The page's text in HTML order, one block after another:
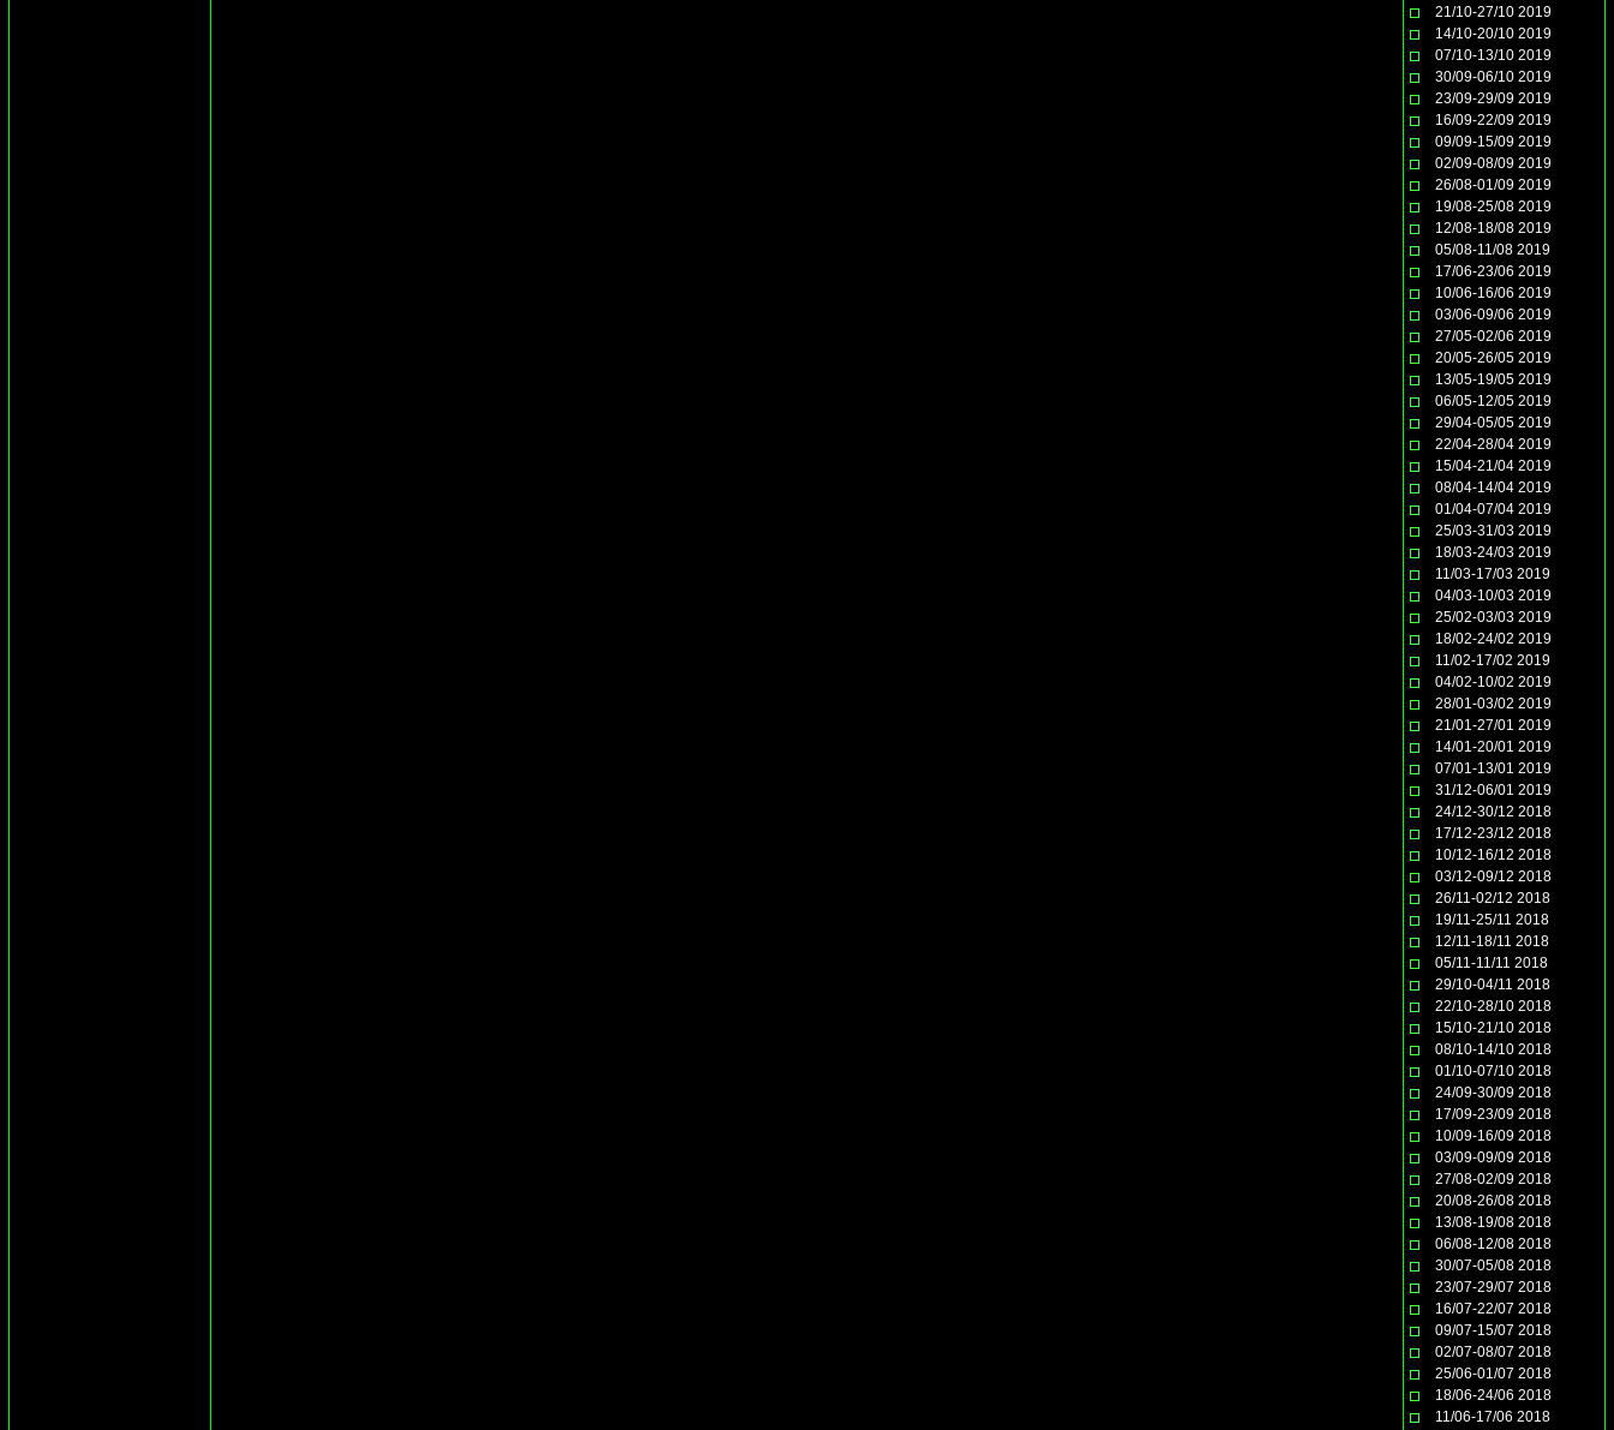
21/10-27/10 2019
14/10-20/10 2019
07/10-13/10 2019
30/09-06/10 2019
23/09-29/09 2019
16/09-22/09 2019
09/09-15/09 2019
02/09-08/09 2019
26/08-01/09 2019
19/08-25/08 2019
12/08-18/08 2019
05/08-11/08 2019
17/06-23/06 2019
10/06-16/06 2019
03/06-09/06 2019
27/05-02/06 2019
20/05-26/05 2019
13/05-19/05 2019
06/05-12/05 2019
29/04-05/05 2019
22/04-28/04 2019
15/04-21/04 2019
08/04-14/04 2019
01/04-07/04 2019
25/03-31/03 2019
18/03-24/03 2019
11/03-17/03 2019
04/03-10/03 2019
25/02-03/03 2019
18/02-24/02 2019
11/02-17/02 2019
04/02-10/02 2019
28/01-03/02 2019
21/01-27/01 2019
14/01-20/01 2019
07/01-13/01 2019
31/12-06/01 2019
24/12-30/12 2018
17/12-23/12 2018
10/12-16/12 2018
03/12-09/12 2018
26/11-02/12 2018
19/11-25/11 2018
12/11-18/11 2018
05/11-11/11 2018
29/10-04/11 2018
22/10-28/10 2018
15/10-21/10 2018
08/10-14/10 2018
01/10-07/10 2018
24/09-30/09 2018
17/09-23/09 2018
10/09-16/09 2018
03/09-09/09 2018
27/08-02/09 2018
20/08-26/08 2018
13/08-19/08 2018
06/08-12/08 2018
30/07-05/08 2018
23/07-29/07 2018
16/07-22/07 2018
09/07-15/07 2018
02/07-08/07 2018
25/06-01/07 2018
18/06-24/06 2018
11/06-17/06 2018